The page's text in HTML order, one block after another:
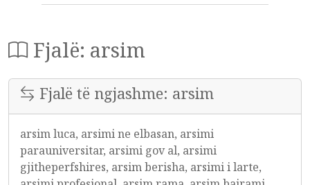
Fjalë: arsim
Fjalë të ngjashme: arsim
arsim luca, arsimi ne elbasan, arsimi
parauniversitar, arsimi gov al, arsimi
gjitheperfshires, arsim berisha, arsimi i larte,